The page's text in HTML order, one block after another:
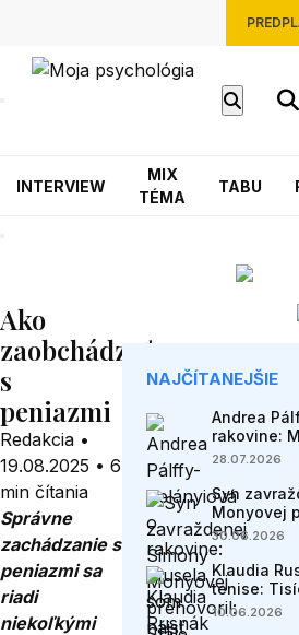
INTERVIEW
MIX
TÉMA
TABU
Ako
zaobchádzať
s
peniazmi
Redakcia •
19.08.2025 • 6
min čítania
Správne
zachádzanie s
peniazmi sa
riadi
niekoľkými
NAJČÍTANEJŠIE
Andrea
rakovine:
spôsob,
28.07.2026
Syn
Monyovej
čakal, že
30.06.2026
Klaudia
tenise:
milionár,
10.06.2026